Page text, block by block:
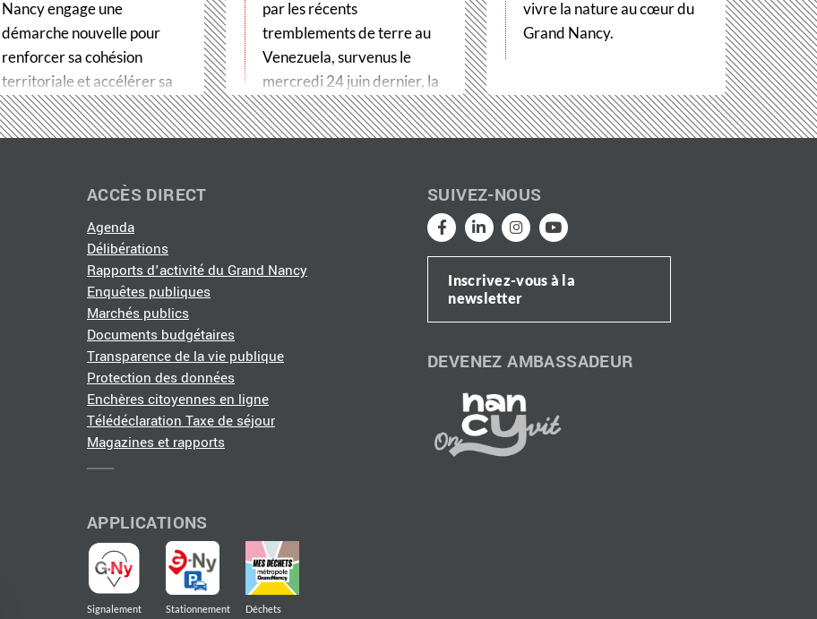
Nancy engage une
démarche nouvelle pour
renforcer sa cohésion
territoriale et accélérer sa
transformation…
par les récents
tremblements de terre au
Venezuela, survenus le
mercredi 24 juin dernier, la
Métropole du Grand…
vivre la nature au cœur du
Grand Nancy.
ACCÈS DIRECT
Agenda
Délibérations
Rapports d'activité du Grand Nancy
Enquêtes publiques
Marchés publics
Documents budgétaires
Transparence de la vie publique
Protection des données
Enchères citoyennes en ligne
Télédéclaration Taxe de séjour
Magazines et rapports
APPLICATIONS
Signalement Stationnement Déchets
SUIVEZ-NOUS
Inscrivez-vous à la
newsletter
DEVENEZ AMBASSADEUR